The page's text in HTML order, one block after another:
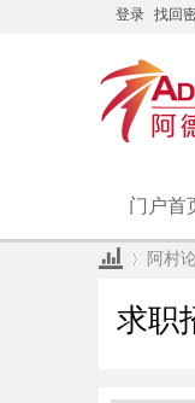
登录 找回
门户首
阿村
求职